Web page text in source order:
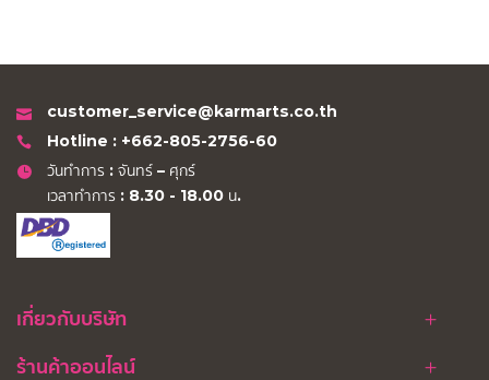
customer_service@karmarts.co.th
Hotline : +662-805-2756-60
วันทำการ : จันทร์ – ศุกร์
เวลาทำการ : 8.30 - 18.00 น.
เกี่ยวกับบริษัท
ร้านค้าออนไลน์